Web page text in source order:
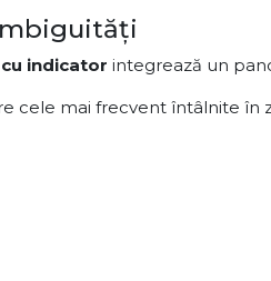
indicator integrează un
cele mai frecvent întâlnite în